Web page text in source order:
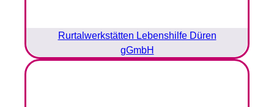
Rurtalwerkstätten Lebenshilfe Düren
gGmbH